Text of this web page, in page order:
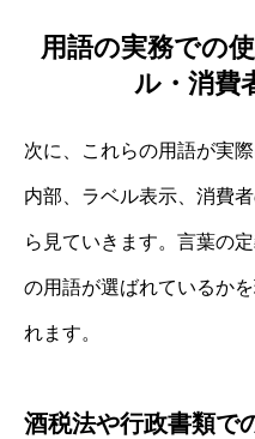
用語の実務での
ル・消費
次に、これらの用語が実
内部、ラベル表示、消費
ら見ていきます。言葉の
の用語が選ばれているか
れます。
酒税法や行政書類で